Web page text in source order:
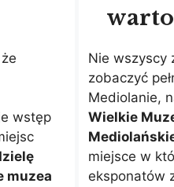
wstęp
muzea
Nie wszyscy
zobaczyć
Mediolanie,
Wielkie
miejsce w
eksponatów